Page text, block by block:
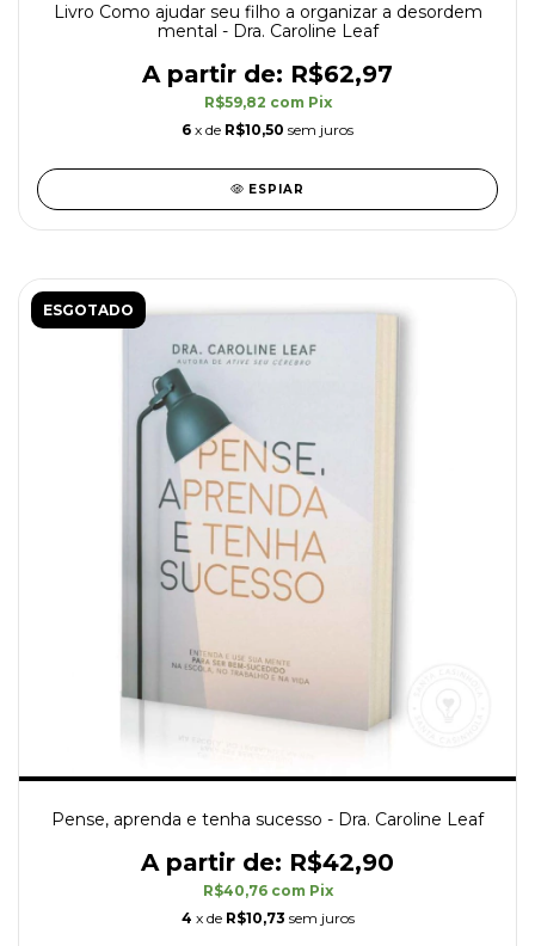
Livro Como ajudar seu filho a organizar a desordem
mental - Dra. Caroline Leaf
R$62,97
R$59,82 com Pix
6 x de R$10,50 sem juros
ESPIAR
ESGOTADO
Pense, aprenda e tenha sucesso - Dra. Caroline Leaf
R$42,90
R$40,76 com Pix
4 x de R$10,73 sem juros